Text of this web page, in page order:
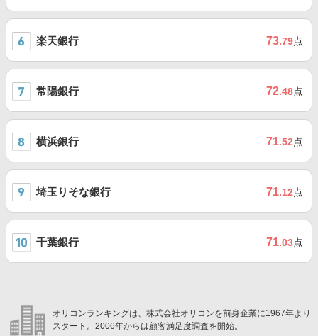
楽天銀行 73.79点
常陽銀行 72.48点
横浜銀行 71.52点
埼玉りそな銀行 71.12点
千葉銀行 71.03点
オリコンランキングは、株式会社オリコンを前身企業に1967年より
スタート。2006年からは顧客満足度調査を開始。